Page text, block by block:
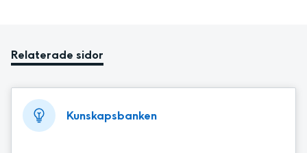
Relaterade sidor
Kunskapsbanken